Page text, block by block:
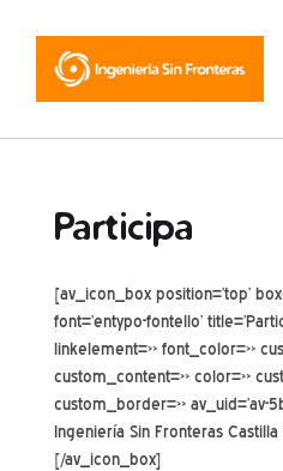
Participa
[av_icon_box position=’top’
font=’entypo-fontello’
linkelement=» font_color=»
custom_content=» color=»
custom_border=» av_uid=’av-
Ingeniería Sin Fronteras
[/av_icon_box]